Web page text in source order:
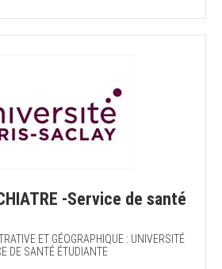
-Service de santé
ET GÉOGRAPHIQUE : UNIVERSITÉ
DE SANTÉ ÉTUDIANTE